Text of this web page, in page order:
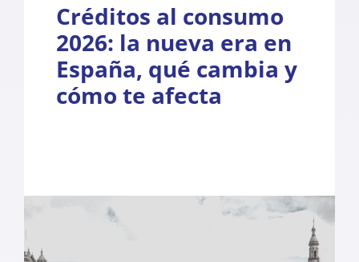
Créditos al consumo
2026: la nueva era en
España, qué cambia y
cómo te afecta